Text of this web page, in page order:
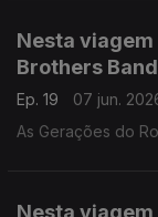
Nesta
Brothers Band
Ep. 19
07 jun.
As Gerações do
Nesta viagem